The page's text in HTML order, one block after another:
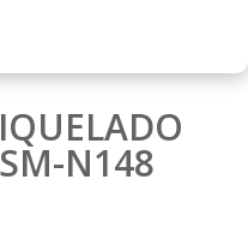
N148